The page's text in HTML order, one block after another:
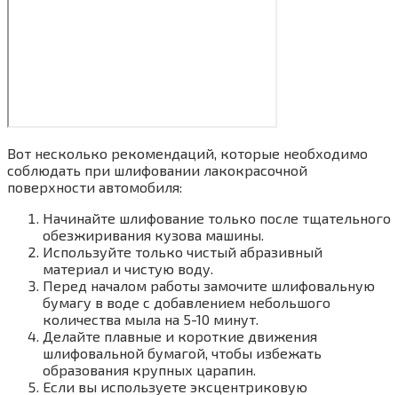
Вот несколько рекомендаций, которые необходимо
соблюдать при шлифовании лакокрасочной
поверхности автомобиля:
Начинайте шлифование только после тщательного
обезжиривания кузова машины.
Используйте только чистый абразивный
материал и чистую воду.
Перед началом работы замочите шлифовальную
бумагу в воде с добавлением небольшого
количества мыла на 5-10 минут.
Делайте плавные и короткие движения
шлифовальной бумагой, чтобы избежать
образования крупных царапин.
Если вы используете эксцентриковую